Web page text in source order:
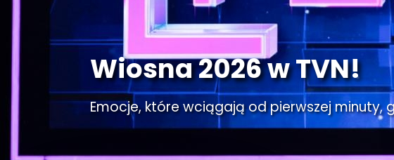
Wiosna 2026 w TVN!
Emocje, które wciągają od pierwszej minuty,